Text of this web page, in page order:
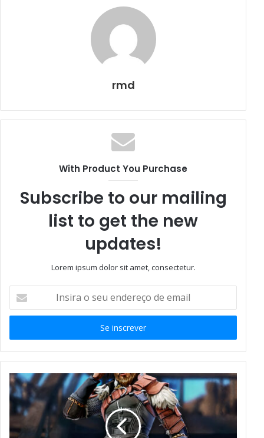
rmd
With Product You Purchase
Subscribe to our mailing
list to get the new
updates!
Lorem ipsum dolor sit amet, consectetur.
seu
de
email